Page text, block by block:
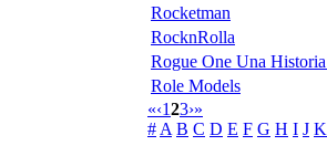
Rocketman
RocknRolla
Rogue One Una
Role Models
«‹123›»
# A B C D E F G H I J K